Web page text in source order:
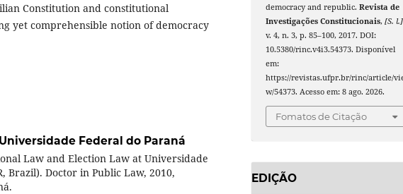
Constitution and constitutional
yet comprehensible notion of democracy
Universidade Federal do Paraná
Law and Election Law at Universidade
Brazil). Doctor in Public Law, 2010,
democracy and republic.Revista de
Investigações Constitucionais,[S. l.]
v. 4, n. 3, p. 85–100, 2017. DOI:
10.5380/rinc.v4i3.54373. Disponível
em:
https://revistas.ufpr.br/rinc/article/
w/54373. Acesso em: 8 ago. 2026.
Fomatos de Citação
EDIÇÃO